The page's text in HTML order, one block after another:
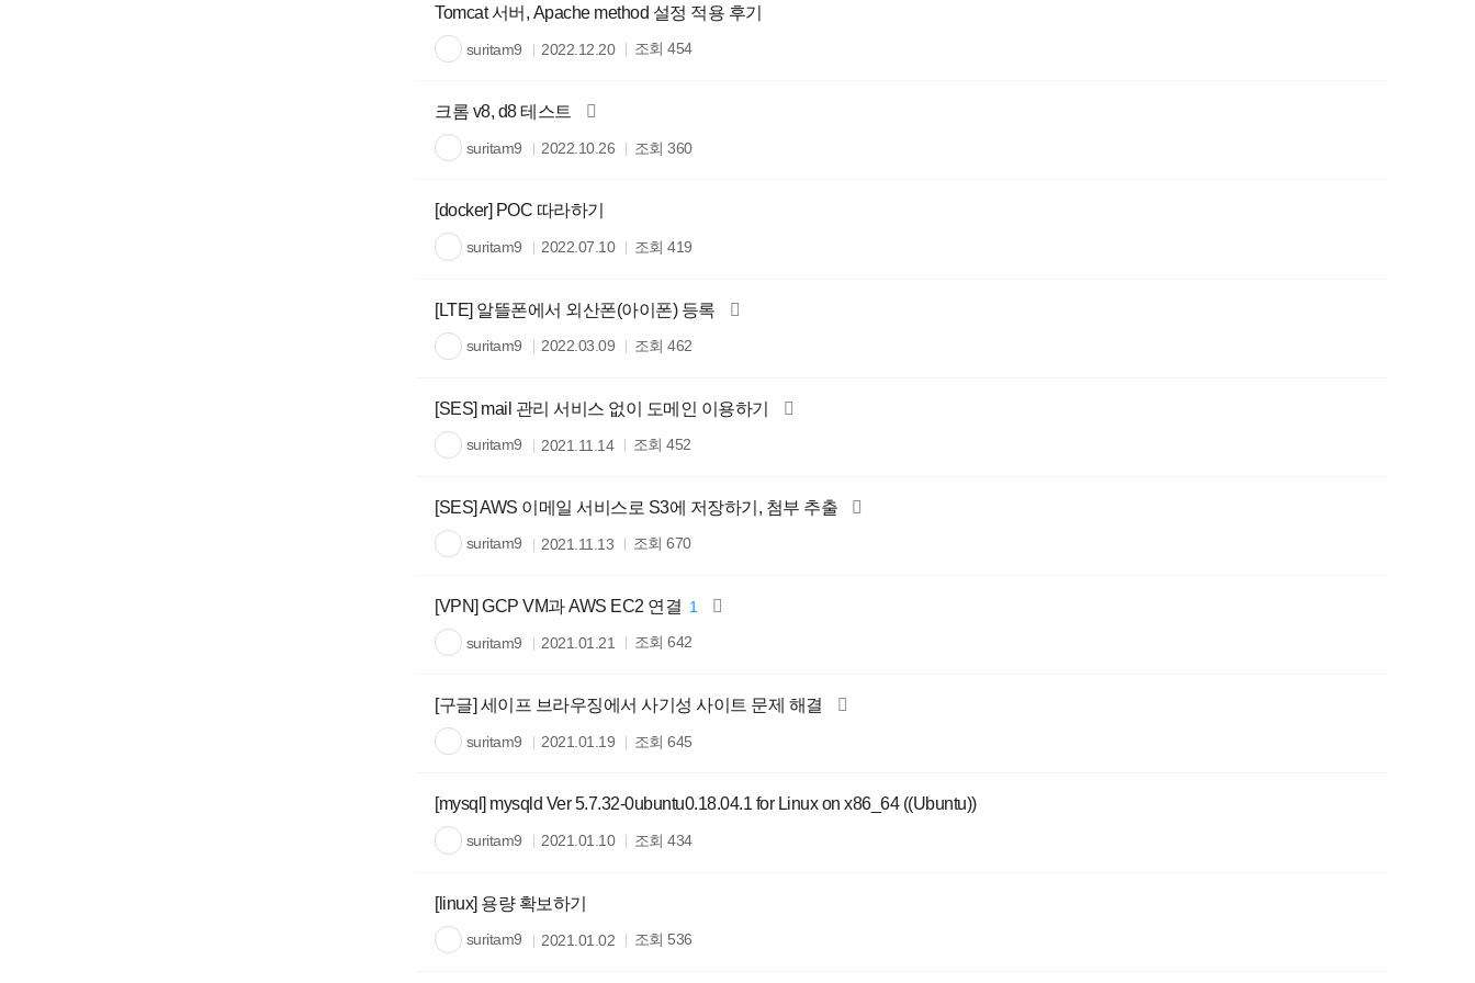
Tomcat 서버, Apache method 설정 적용 후기
suritam9 2022.12.20 조회454
크롬 v8, d8 테스트
suritam9 2022.10.26 조회360
[docker] POC 따라하기
suritam9 2022.07.10 조회419
[LTE] 알뜰폰에서 외산폰(아이폰) 등록
suritam9 2022.03.09 조회462
[SES] mail 관리 서비스 없이 도메인 이용하기
suritam9 2021.11.14 조회452
[SES] AWS 이메일 서비스로 S3에 저장하기, 첨부 추출
suritam9 2021.11.13 조회670
[VPN] GCP VM과 AWS EC2 연결 1
suritam9 2021.01.21 조회642
[구글] 세이프 브라우징에서 사기성 사이트 문제 해결
suritam9 2021.01.19 조회645
[mysql] mysqld Ver 5.7.32-0ubuntu0.18.04.1 for Linux on x86_64 ((Ubuntu))
suritam9 2021.01.10 조회434
[linux] 용량 확보하기
suritam9 2021.01.02 조회 536